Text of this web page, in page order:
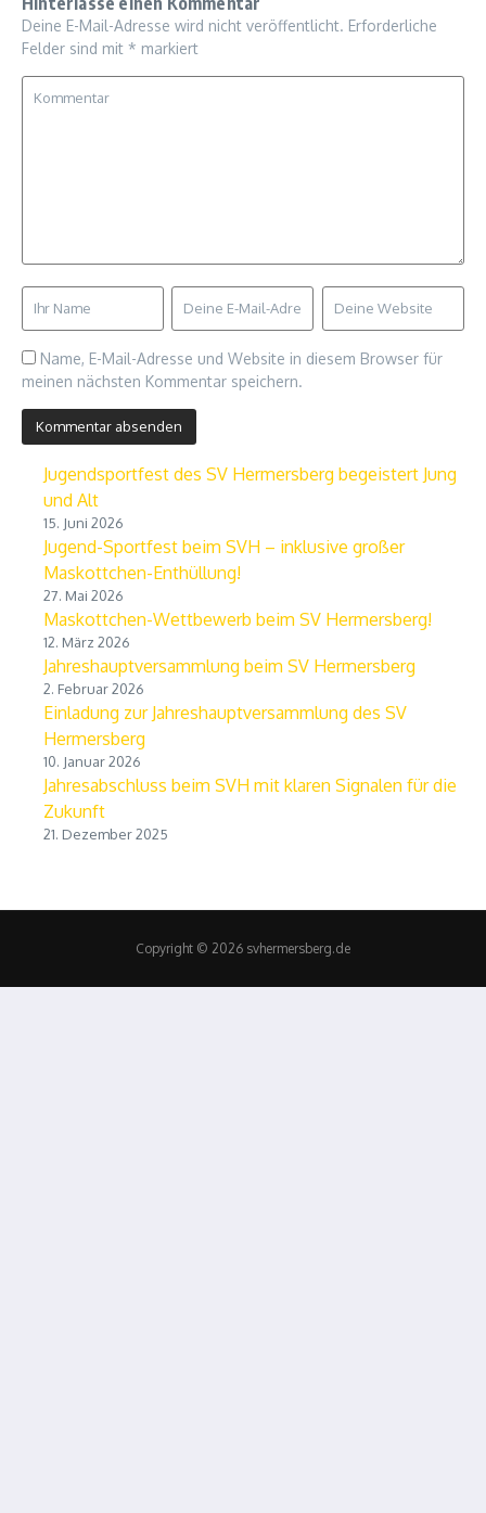
Deine E-Mail-Adresse wird nicht veröffentlicht. Erforderliche
Felder sind mit * markiert
Name, E-Mail-Adresse und Website in diesem Browser für
meinen nächsten Kommentar speichern.
Jugendsportfest des SV Hermersberg begeistert Jung
und Alt
15. Juni 2026
Jugend-Sportfest beim SVH – inklusive großer
Maskottchen-Enthüllung!
27. Mai 2026
Maskottchen-Wettbewerb beim SV Hermersberg!
12. März 2026
Jahreshauptversammlung beim SV Hermersberg
2. Februar 2026
Einladung zur Jahreshauptversammlung des SV
Hermersberg
10. Januar 2026
Jahresabschluss beim SVH mit klaren Signalen für die
Zukunft
21. Dezember 2025
Copyright © 2026 svhermersberg.de